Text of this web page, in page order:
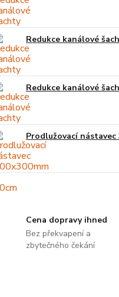
Redukce kanálové
Redukce kanálové
Prodlužovací nástavec
Cena dopravy ihned
Bez překvapení a
zbytečného čekání